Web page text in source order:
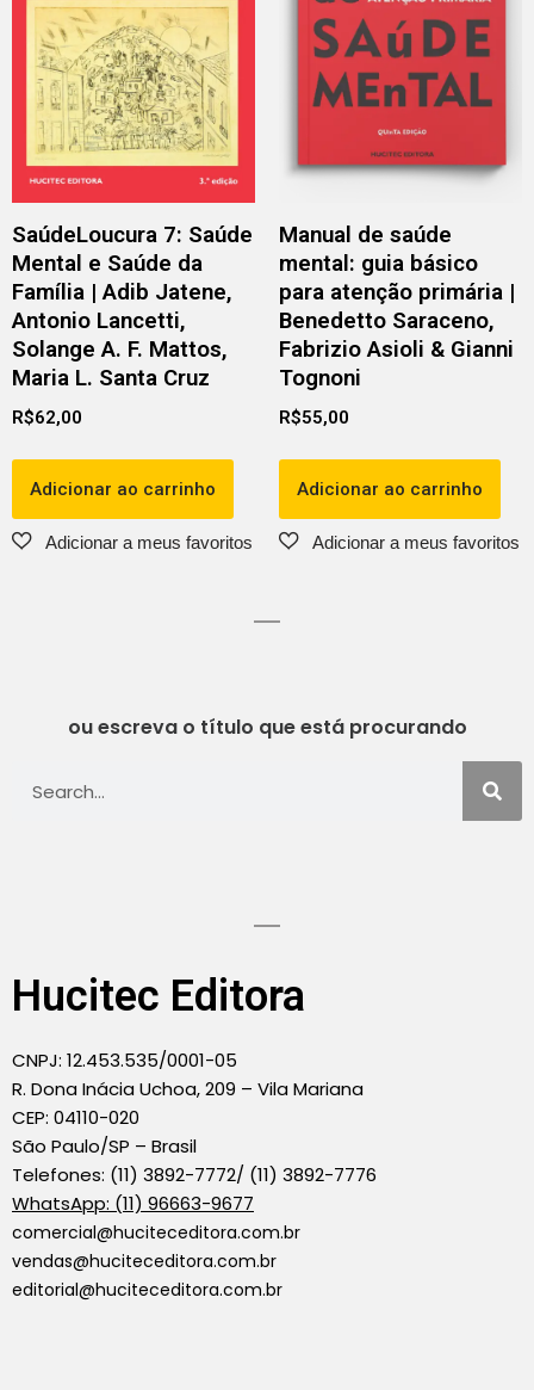
SaúdeLoucura 7: Saúde
Mental e Saúde da
Família | Adib Jatene,
Antonio Lancetti,
Solange A. F. Mattos,
Maria L. Santa Cruz
R$62,00
Adicionar ao carrinho
Manual de saúde
mental: guia básico
para atenção primária |
Benedetto Saraceno,
Fabrizio Asioli & Gianni
Tognoni
R$55,00
Adicionar ao carrinho
ou escreva o título que está procurando
Hucitec Editora
CNPJ: 12.453.535/0001-05
R. Dona Inácia Uchoa, 209 – Vila Mariana
CEP: 04110-020
São Paulo/SP – Brasil
Telefones: (11) 3892-7772/ (11) 3892-7776
WhatsApp: (11) 96663-9677
comercial@huciteceditora.com.br
vendas@huciteceditora.com.br
editorial@huciteceditora.com.br